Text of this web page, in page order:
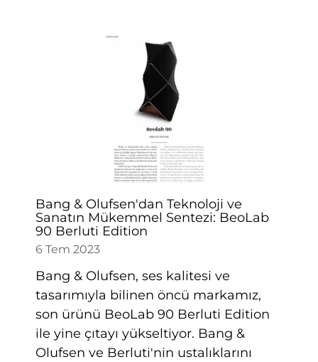
Bang & Olufsen'dan Teknoloji ve
Sanatın Mükemmel Sentezi: BeoLab
90 Berluti Edition
6 Tem 2023
Bang & Olufsen, ses kalitesi ve
tasarımıyla bilinen öncü markamız,
son ürünü BeoLab 90 Berluti Edition
ile yine çıtayı yükseltiyor. Bang &
Olufsen ve Berluti'nin ustalıklarını